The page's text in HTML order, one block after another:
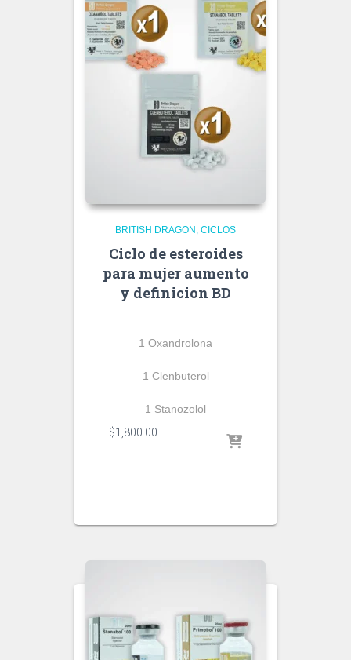
BRITISH DRAGON CICLOS
Ciclo de esteroides
para mujer aumento
y definicion BD
1 Oxandrolona
1 Clenbuterol
1 Stanozolol
$1,800.00